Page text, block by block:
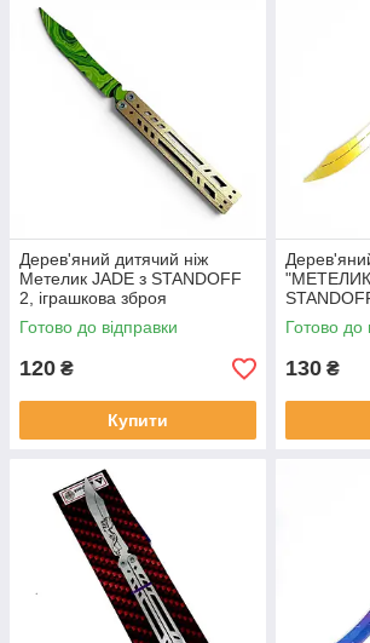
Дерев'яний дитячий ніж
Метелик JADE з STANDOFF
2, іграшкова зброя
Готово до відправки
120 ₴
Купити
"МЕТЕЛИК
зброя
Готово до
130 ₴